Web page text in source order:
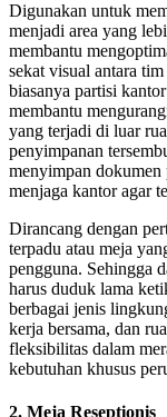
Digunakan untuk
menjadi area yang
membantu
sekat visual antara
biasanya partisi
membantu
yang terjadi di luar
penyimpanan
menyimpan dokumen
menjaga kantor agar
Dirancang dengan
terpadu atau meja
pengguna. Sehingga
harus duduk lama
berbagai jenis
kerja bersama, dan
fleksibilitas dalam
kebutuhan khusus
2. Meja Reseptionis